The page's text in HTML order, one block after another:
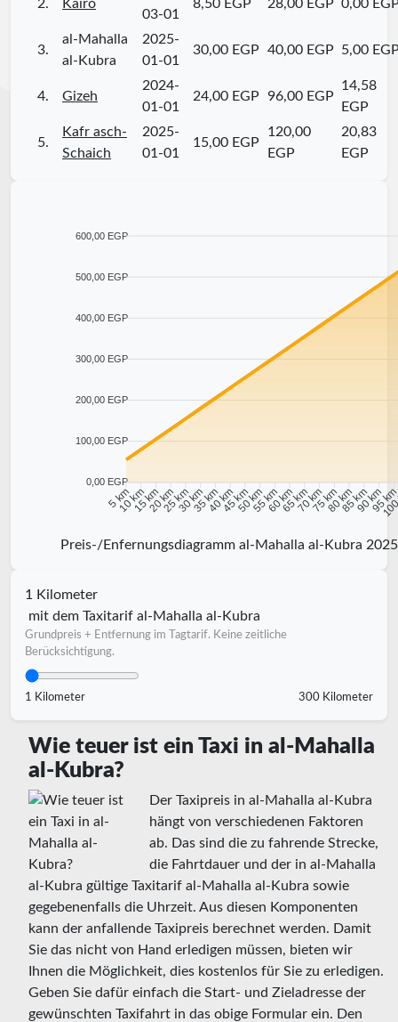
2. Kairo
03-01
8,50 EGP 28,00 EGP 0,00
3.
al-Mahalla
al-Kubra
2025-
01-01
30,00 EGP 40,00 EGP 5,00
4. Gizeh
2024-
01-01
24,00 EGP 96,00 EGP
14,58
EGP
5.
Kafr asch-
Schaich
2025-
01-01
15,00 EGP
120,00
EGP
20,83
EGP
600,00 EGP
500,00 EGP
400,00 EGP
300,00 EGP
200,00 EGP
100,00 EGP
0,00 EGP
5 km
10 km15 km20 km25 km30 km35 km40 km45 km50 km55 km60 km65 km70 km75 km80 km85 km90 km
95
Preis-/Enfernungsdiagramm al-Mahalla al-Kubra 2025
1 Kilometer
mit dem Taxitarif al-Mahalla al-Kubra
Grundpreis + Entfernung im Tagtarif. Keine zeitliche
Berücksichtigung.
1 Kilometer 300 Kilometer
Wie teuer ist ein Taxi in al-Mahalla
al-Kubra?
Der Taxipreis in al-Mahalla al-Kubra
hängt von verschiedenen Faktoren
ab. Das sind die zu fahrende Strecke,
die Fahrtdauer und der in al-Mahalla
al-Kubra gültige Taxitarif al-Mahalla al-Kubra sowie
gegebenenfalls die Uhrzeit. Aus diesen Komponenten
kann der anfallende Taxipreis berechnet werden. Damit
Sie das nicht von Hand erledigen müssen, bieten wir
Ihnen die Möglichkeit, dies kostenlos für Sie zu erledigen.
Geben Sie dafür einfach die Start- und Zieladresse der
gewünschten Taxifahrt in das obige Formular ein. Den